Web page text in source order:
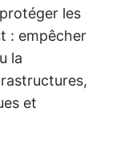
les
: empêcher
la
et